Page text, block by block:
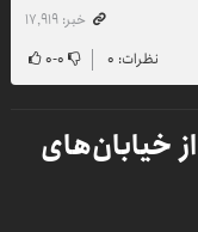
خبر: ۱۷٬۹۱۹
نظرات: ۰ ۰-۰
خیابان‌های